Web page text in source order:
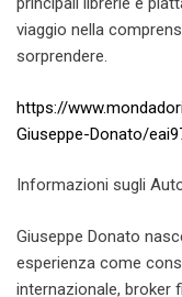
viaggio nella
sorprendere.
https://
Giuseppe-Donato/
Informazioni sugli
Giuseppe Donato
esperienza come
internazionale, broker